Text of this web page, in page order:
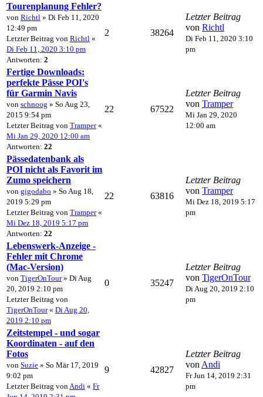
Tourenplanung Fehler?
von Richtl » Di Feb 11, 2020
12:49 pm
Letzter Beitrag von Richtl «
Di Feb 11, 2020 3:10 pm
Antworten: 2
2 38264
Letzter Beitrag
von Richtl
Di Feb 11, 2020 3:10
pm
Fertige Downloads:
perfekte Pässe POI's
für Garmin Navis
von schnoog » So Aug 23,
2015 9:54 pm
Letzter Beitrag von Tramper«
Mi Jan 29, 2020 12:00 am
Antworten: 22
22 67522
Letzter Beitrag
von Tramper
Mi Jan 29, 2020
12:00 am
Pässedatenbank als
POI nicht als Favorit im
Zumo speichern
von gigodabo » So Aug 18,
2019 5:29 pm
Letzter Beitrag von Tramper«
Mi Dez 18, 2019 5:17 pm
Antworten: 22
22 63816
Letzter Beitrag
von Tramper
Mi Dez 18, 2019 5:17
pm
Lebenswerk-Anzeige -
Fehler mit Chrome
(Mac-Version)
von TigerOnTour» Di Aug
20, 2019 2:10 pm
Letzter Beitrag von
TigerOnTour« Di Aug 20,
2019 2:10 pm
0 35247
Letzter Beitrag
von TigerOnTour
Di Aug 20, 2019 2:10
pm
Zeitstempel - und sogar
Koordinaten - auf den
Fotos
von Suzie » So Mär 17, 2019
9:02 pm
Letzter Beitrag von Andi « Fr
9 42827
Letzter Beitrag
von Andi
Fr Jun 14, 2019 2:31
pm